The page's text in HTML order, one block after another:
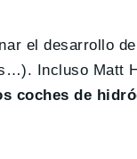
el desarrollo
Incluso Matt
coches de